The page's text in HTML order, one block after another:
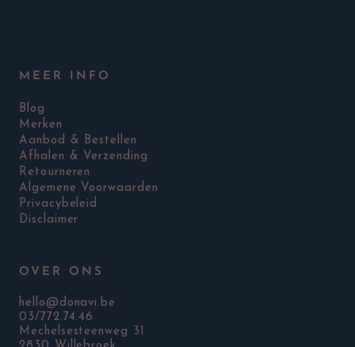
MEER INFO
Blog
Merken
Aanbod & Bestellen
Afhalen & Verzending
Retourneren
Algemene Voorwaarden
Privacybeleid
Disclaimer
OVER ONS
hello@donavi.be
03/772.74.46
Mechelsesteenweg 31